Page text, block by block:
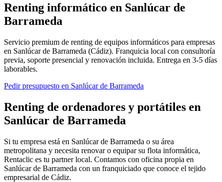
Renting informático en Sanlúcar de
Barrameda
Servicio premium de renting de equipos informáticos para empresas
en Sanlúcar de Barrameda (Cádiz). Franquicia local con consultoría
previa, soporte presencial y renovación incluida. Entrega en 3-5 días
laborables.
Pedir presupuesto en Sanlúcar de Barrameda
Renting de ordenadores y portátiles en
Sanlúcar de Barrameda
Si tu empresa está en Sanlúcar de Barrameda o su área
metropolitana y necesita renovar o equipar su flota informática,
Rentaclic es tu partner local. Contamos con oficina propia en
Sanlúcar de Barrameda con un franquiciado que conoce el tejido
empresarial de Cádiz.